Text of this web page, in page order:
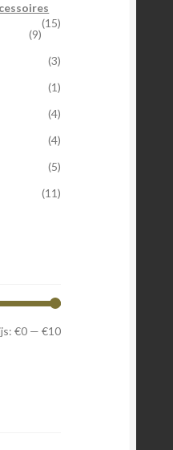
(15)
(9)
(3)
(1)
(4)
(4)
(5)
(11)
Min.
Max.
€0— €10